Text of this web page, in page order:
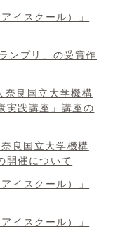
イスクール）」
ンプリ」の受賞作
良国立大学機構
実践講座」講座の
良国立大学機構
開催について
イスクール）」
イスクール）」